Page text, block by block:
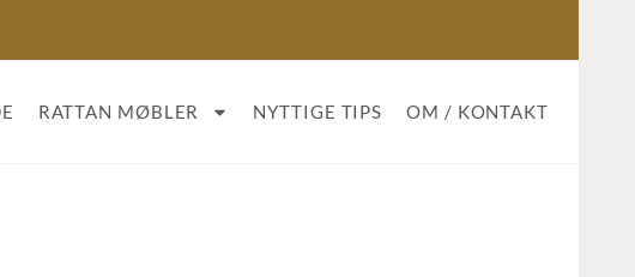
RATTAN MØBLER NYTTIGE TIPS OM / KONTAKT